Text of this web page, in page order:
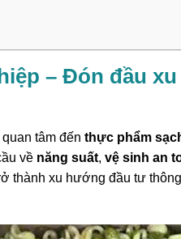
– Đón đầu
tâm đến thực phẩm
về năng suất, vệ sinh an
thành xu hướng đầu tư